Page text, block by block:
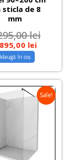
sticla de 8
mm
lei
lei
în coș
Sale!